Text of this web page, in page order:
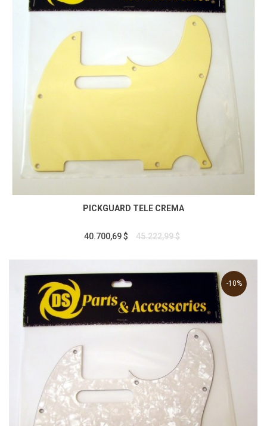
PICKGUARD TELE CREMA
40.700,69 $ 45.222,99 $
-10%